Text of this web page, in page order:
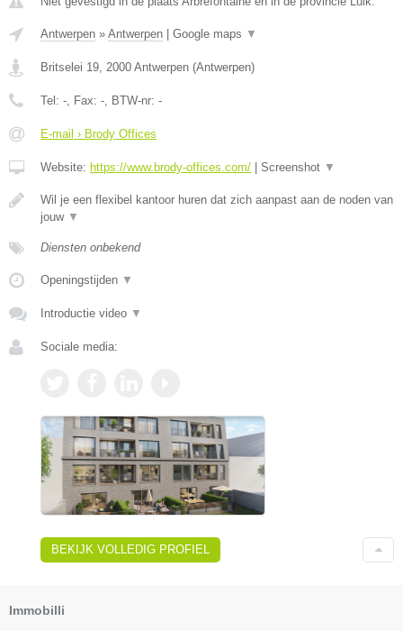
Antwerpen » Antwerpen Google maps ▼
Britselei 19, 2000 Antwerpen (Antwerpen)
Tel: -, Fax: -, BTW-nr: -
E-mail › Brody Offices
Website: https://www.brody-offices.com/ Screenshot ▼
Wil je een flexibel kantoor huren dat zich aanpast aan de noden van
jouw ▼
Diensten onbekend
Openingstijden ▼
Introductie video ▼
Sociale media:
BEKIJK VOLLEDIG PROFIEL
Immobilli